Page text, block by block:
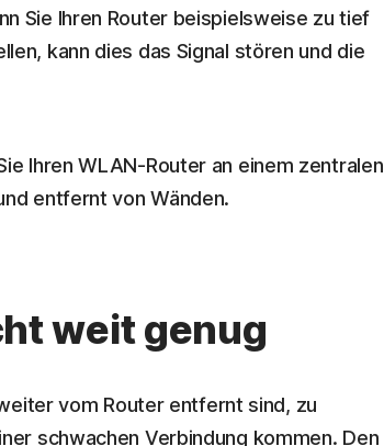
Sie Ihren Router beispielsweise zu tief
kann dies das Signal stören und die
Ihren WLAN-Router an einem zentralen
entfernt von Wänden.
weit genug
vom Router entfernt sind, zu
schwachen Verbindung kommen. Den